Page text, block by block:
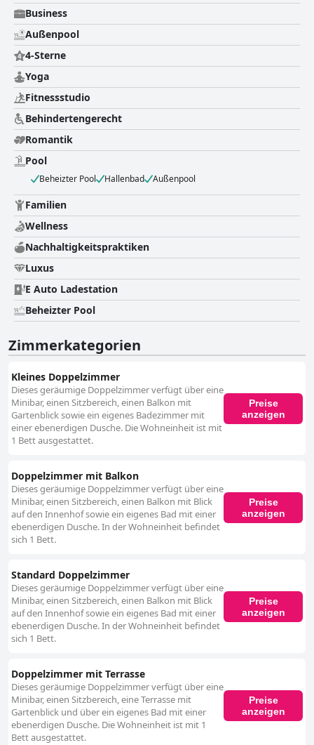
Business
Außenpool
4-Sterne
Yoga
Fitnessstudio
Behindertengerecht
Romantik
Pool
Beheizter Pool Hallenbad Außenpool
Familien
Wellness
Nachhaltigkeitspraktiken
Luxus
E Auto Ladestation
Beheizter Pool
Zimmerkategorien
Kleines Doppelzimmer
Dieses geräumige Doppelzimmer verfügt über eine
Minibar, einen Sitzbereich, einen Balkon mit
Gartenblick sowie ein eigenes Badezimmer mit
einer ebenerdigen Dusche. Die Wohneinheit ist mit
1 Bett ausgestattet.
Preise
anzeigen
Doppelzimmer mit Balkon
Dieses geräumige Doppelzimmer verfügt über eine
Minibar, einen Sitzbereich, einen Balkon mit Blick
auf den Innenhof sowie ein eigenes Bad mit einer
ebenerdigen Dusche. In der Wohneinheit befindet
sich 1 Bett.
Preise
anzeigen
Standard Doppelzimmer
Dieses geräumige Doppelzimmer verfügt über eine
Minibar, einen Sitzbereich, einen Balkon mit Blick
auf den Innenhof sowie ein eigenes Bad mit einer
ebenerdigen Dusche. In der Wohneinheit befindet
sich 1 Bett.
Preise
anzeigen
Doppelzimmer mit Terrasse
Dieses geräumige Doppelzimmer verfügt über eine
Minibar, einen Sitzbereich, eine Terrasse mit
Gartenblick und über ein eigenes Bad mit einer
ebenerdigen Dusche. Die Wohneinheit ist mit 1
Bett ausgestattet.
Preise
anzeigen